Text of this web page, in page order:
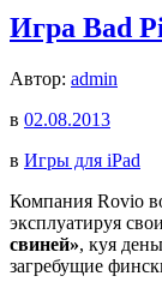
Игра Bad
Автор: admin
в 02.08.2013
в Игры для iPad
Компания Rovio
эксплуатируя
свиней», куя
загребущие